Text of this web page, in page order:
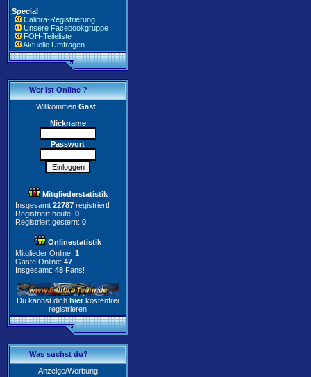
Special
Calibra-Registrierung
Unsere Facebookgruppe
FOH-Teileliste
Aktuelle Umfragen
Wer ist Online ?
WillkommenGast!
Nickname
Passwort
Mitgliederstatistik
Insgesamt 22787 registriert!
Registriert heute: 0
Registriert gestern: 0
Onlinestatistik
Mitglieder Online: 1
Gäste Online: 47
Insgesamt: 48 Fans!
Du kannst dich hier kostenfrei
registrieren
Was suchst du?
Anzeige/Werbung